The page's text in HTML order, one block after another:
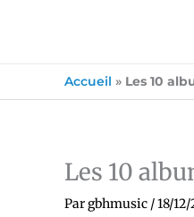
Accueil » Les 10
Les 10
Pargbhmusic /18/